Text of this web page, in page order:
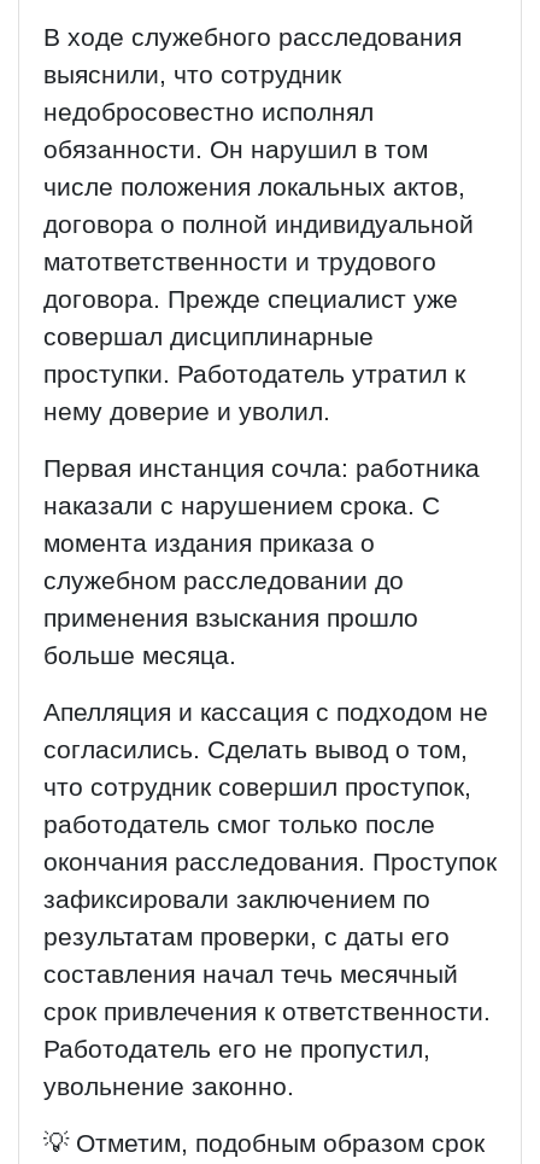
В ходе служебного расследования
выяснили, что сотрудник
недобросовестно исполнял
обязанности. Он нарушил в том
числе положения локальных актов,
договора о полной индивидуальной
матответственности и трудового
договора. Прежде специалист уже
совершал дисциплинарные
проступки. Работодатель утратил к
нему доверие и уволил.
Первая инстанция сочла: работника
наказали с нарушением срока. С
момента издания приказа о
служебном расследовании до
применения взыскания прошло
больше месяца.
Апелляция и кассация с подходом не
согласились. Сделать вывод о том,
что сотрудник совершил проступок,
работодатель смог только после
окончания расследования. Проступок
зафиксировали заключением по
результатам проверки, с даты его
составления начал течь месячный
срок привлечения к ответственности.
Работодатель его не пропустил,
увольнение законно.
💡 Отметим, подобным образом срок